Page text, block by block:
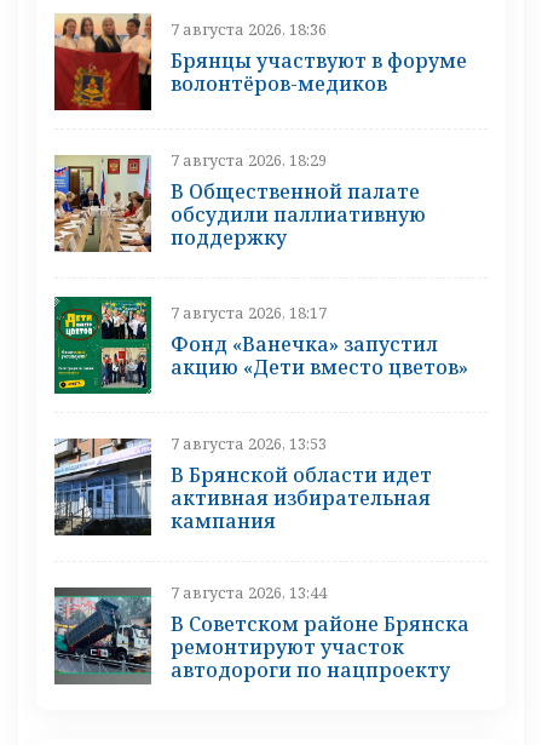
7 августа 2026, 18:36
Брянцы участвуют в форуме
волонтёров-медиков
7 августа 2026, 18:29
В Общественной палате
обсудили паллиативную
поддержку
7 августа 2026, 18:17
Фонд «Ванечка» запустил
акцию «Дети вместо цветов»
7 августа 2026, 13:53
В Брянской области идет
активная избирательная
кампания
7 августа 2026, 13:44
В Советском районе Брянска
ремонтируют участок
автодороги по нацпроекту